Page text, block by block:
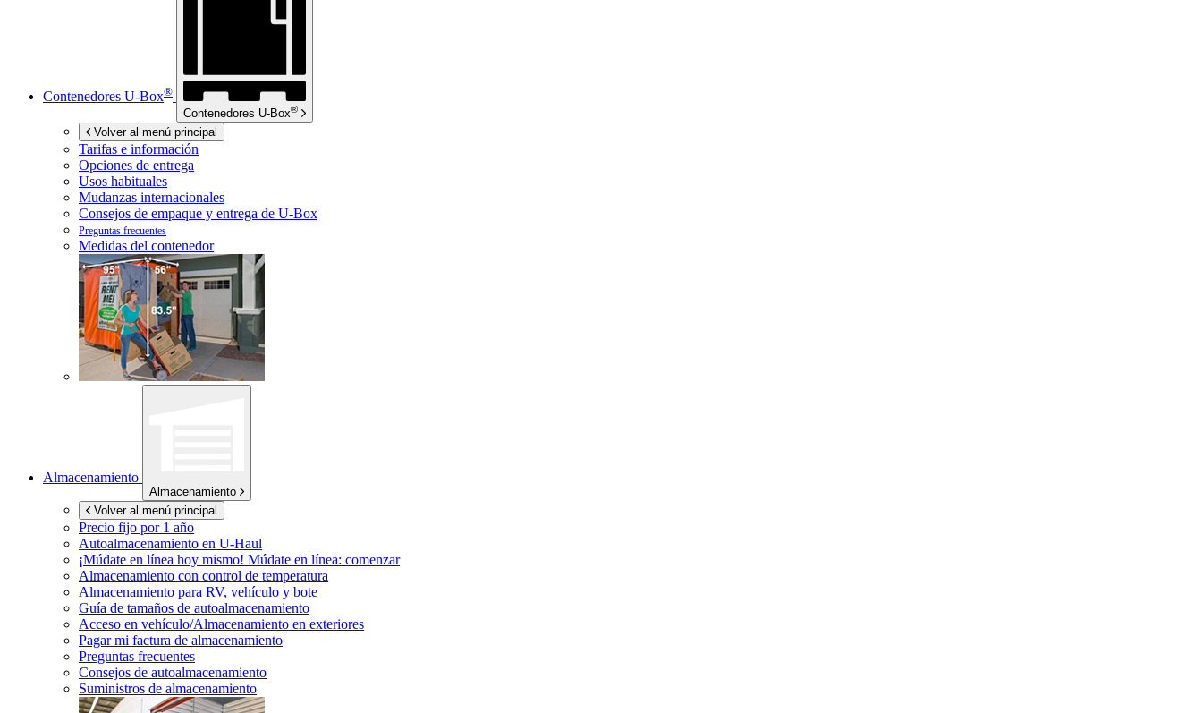
Contenedores U-Box®
Contenedores U-Box®
Volver al menú principal
Tarifas e información
Opciones de entrega
Usos habituales
Mudanzas internacionales
Consejos de empaque y entrega de U-Box
Preguntas frecuentes
Medidas del contenedor
Almacenamiento
Almacenamiento
Volver al menú principal
Precio fijo por 1 año
Autoalmacenamiento en U-Haul
¡Múdate en línea hoy mismo! Múdate en línea: comenzar
Almacenamiento con control de temperatura
Almacenamiento para RV, vehículo y bote
Guía de tamaños de autoalmacenamiento
Acceso en vehículo/Almacenamiento en exteriores
Pagar mi factura de almacenamiento
Preguntas frecuentes
Consejos de autoalmacenamiento
Suministros de almacenamiento